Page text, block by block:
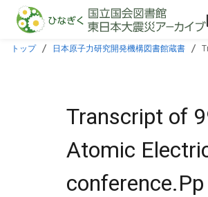
本文に飛ぶ
トップ 日本原子力研究開発機構図書館蔵書
Transcript of
Atomic